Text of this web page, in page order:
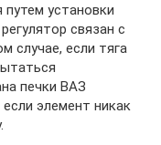
установки
связан с
случае, если тяга
печки ВАЗ
элемент никак